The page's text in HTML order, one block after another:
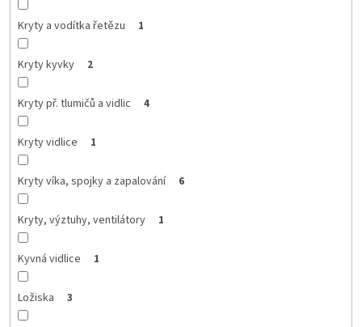
Kryty a vodítka řetězu 1
Kryty kyvky 2
Kryty př. tlumičů a vidlic 4
Kryty vidlice 1
Kryty víka, spojky a zapalování 6
Kryty, výztuhy, ventilátory 1
Kyvná vidlice 1
Ložiska 3